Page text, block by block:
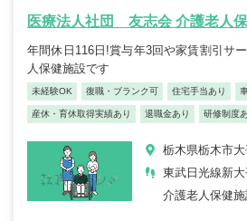
医療法人社団 友志会 介護老人
年間休日116日!賞与年3回や家賃割引サ
人保健施設です
未経験OK 復職・ブランク可 住宅手当あり
産休・育休取得実績あり 退職金あり 研修制度
栃木県栃木市
東武日光線新
介護老人保健